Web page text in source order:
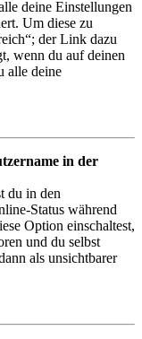
deine Einstellungen
Um diese zu
der Link dazu
wenn du auf deinen
alle deine
in der
du in den
Status während
Option einschaltest,
und du selbst
als unsichtbarer